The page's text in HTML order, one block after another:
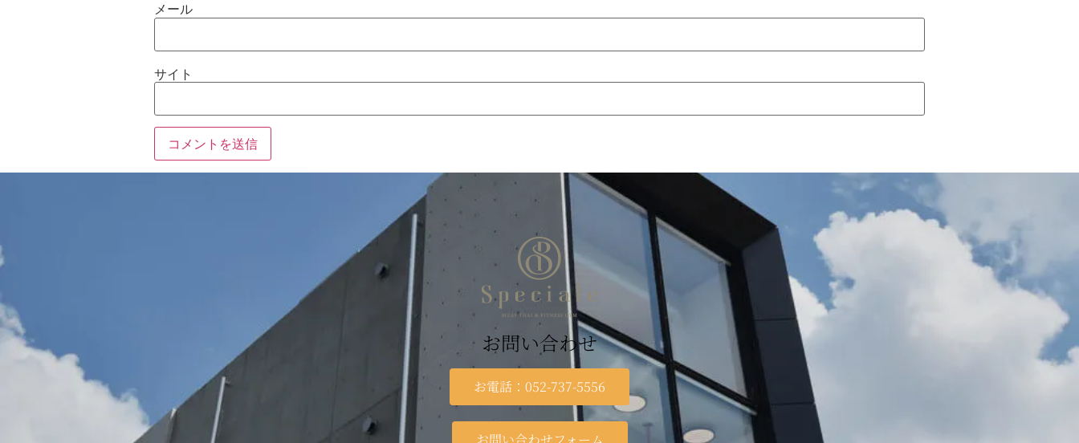
メール
サイト
お問い合わせ
お電話：052-737-5556
お問い合わせフォーム